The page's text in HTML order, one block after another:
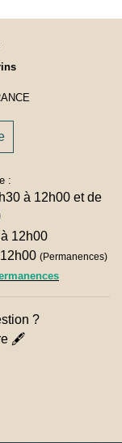
:
à 12h00 et de
12h00
(Permanences)
?
🖋